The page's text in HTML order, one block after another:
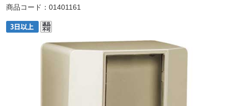
商品コード： 01401161